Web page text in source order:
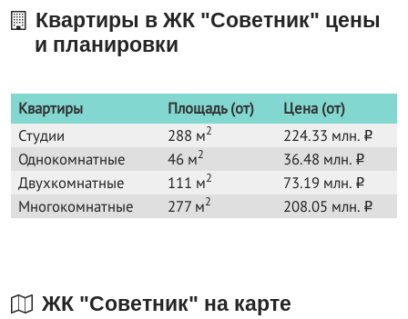
Квартиры в ЖК "Советник" цены
и планировки
Квартиры Площадь (от)
Цена (от)
Студии
288 м2 224.33 млн. o
Однокомнатные 46 м2 36.48 млн. o
Двухкомнатные 111 м2 73.19 млн. o
Многокомнатные 277 м2 208.05 млн. o
ЖК "Советник" на карте